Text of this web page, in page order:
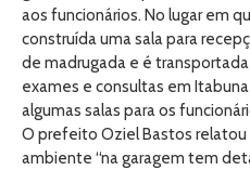
aos funcionários. No lugar em
construída uma sala para
de madrugada e é
exames e consultas em
algumas salas para os
O prefeito Oziel Bastos
ambiente “na garagem tem